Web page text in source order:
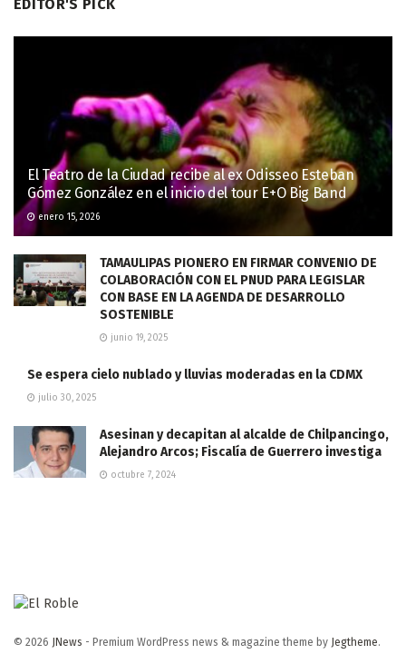
EDITOR'S PICK
El Teatro de la Ciudad recibe al ex Odisseo Esteban
Gómez González en el inicio del tour E+O Big Band
enero 15, 2026
TAMAULIPAS PIONERO EN FIRMAR CONVENIO DE
COLABORACIÓN CON EL PNUD PARA LEGISLAR
CON BASE EN LA AGENDA DE DESARROLLO
SOSTENIBLE
junio 19, 2025
Se espera cielo nublado y lluvias moderadas en la CDMX
julio 30, 2025
Asesinan y decapitan al alcalde de Chilpancingo,
Alejandro Arcos; Fiscalía de Guerrero investiga
octubre 7, 2024
© 2026 JNews - Premium WordPress news & magazine theme by Jegtheme.